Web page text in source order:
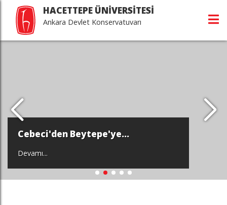
HACETTEPE ÜNİVERSİTESİ
Ankara Devlet Konservatuvarı
Cebeci'den Beytepe'ye...
Devamı...